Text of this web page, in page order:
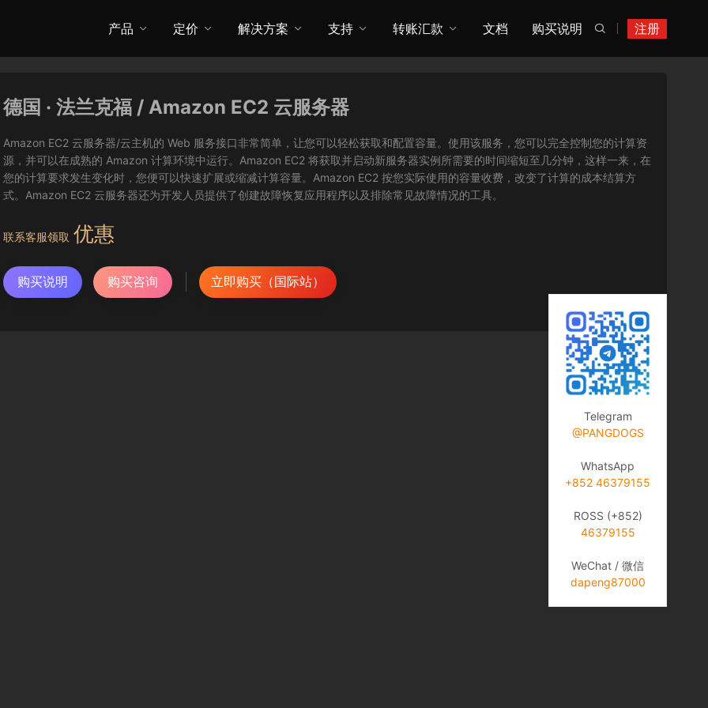
注册

产品 定价 解决方案 支持 转账汇款 文档 购买说明
德国 · 法兰克福 / Amazon EC2 云服务器
Amazon EC2 云服务器/云主机的 Web 服务接口非常简单，让您可以轻松获取和配置容量。使用该服务，您可以完全控制您的计算资
源，并可以在成熟的 Amazon 计算环境中运行。Amazon EC2 将获取并启动新服务器实例所需要的时间缩短至几分钟，这样一来，在
您的计算要求发生变化时，您便可以快速扩展或缩减计算容量。Amazon EC2 按您实际使用的容量收费，改变了计算的成本结算方
式。Amazon EC2 云服务器还为开发人员提供了创建故障恢复应用程序以及排除常见故障情况的工具。
联系客服领取 优惠
购买说明 购买咨询 立即购买（国际站）
Telegram
@PANGDOGS
WhatsApp
+852 46379155
ROSS (+852)
46379155
WeChat / 微信
dapeng87000